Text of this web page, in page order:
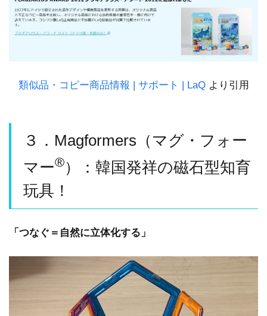
類似品・コピー商品情報 | サポート | LaQより引用
３．Magformers（マグ・フォー
マー®）：韓国発祥の磁石型知育
玩具！
「つなぐ＝自然に立体化する」